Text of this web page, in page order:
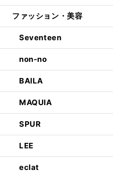
ファッション・美容
Seventeen
non-no
BAILA
MAQUIA
SPUR
LEE
eclat